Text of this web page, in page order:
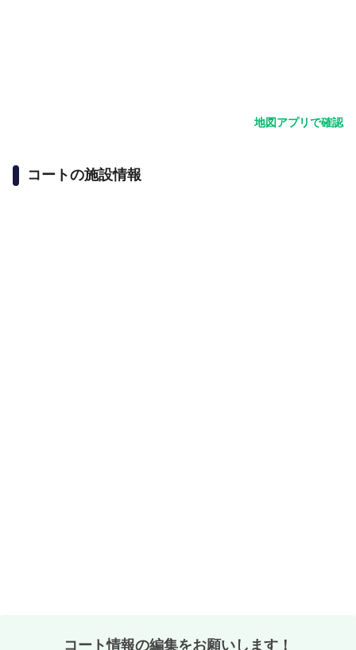
地図アプリで確認
コートの施設情報
コート情報の編集をお願いします！